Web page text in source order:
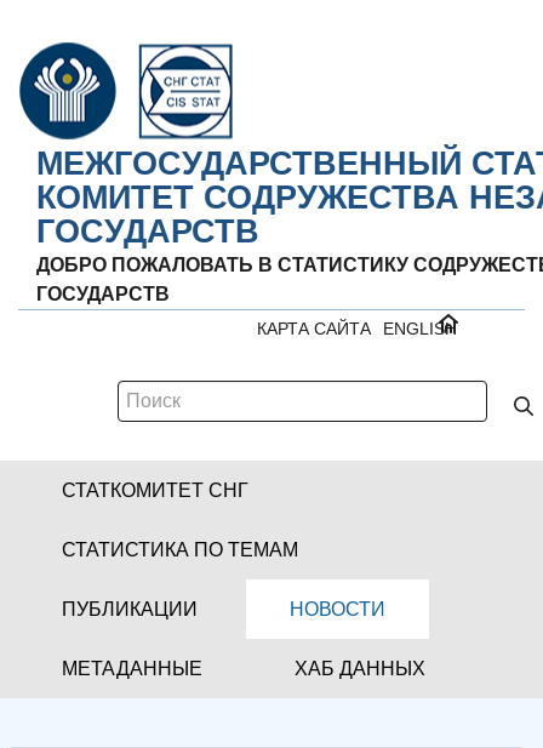
МЕЖГОСУДАРСТВЕННЫЙ
КОМИТЕТ СОДРУЖЕСТВА
ГОСУДАРСТВ
ДОБРО ПОЖАЛОВАТЬ В СТАТИСТИКУ
ГОСУДАРСТВ
ENGLISH
КАРТА САЙТА
СТАТКОМИТЕТ СНГ
СТАТИСТИКА ПО ТЕМАМ
ПУБЛИКАЦИИ НОВОСТИ
МЕТАДАННЫЕ ХАБ ДАННЫХ